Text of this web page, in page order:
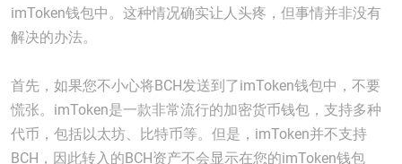
imToken钱包中。这种情况确实让人头疼，但事情并非没有
解决的办法。
首先，如果您不小心将BCH发送到了imToken钱包中，不要
慌张。imToken是一款非常流行的加密货币钱包，支持多种
代币，包括以太坊、比特币等。但是，imToken并不支持
BCH，因此转入的BCH资产不会显示在您的imToken钱包